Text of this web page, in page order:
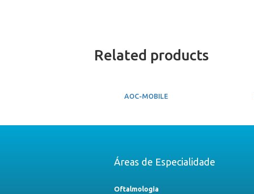
Related products
AOC-MOBILE
Áreas de Especialidade
Oftalmologia